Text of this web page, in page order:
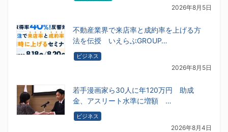
2026年8月5日
不動産業界で来店率と成約率を上げる方
法を伝授 いえらぶGROUP…
ビジネス
2026年8月5日
若手漫画家ら30人に年120万円 助成
金、アスリート水準に増額 …
ビジネス
2026年8月4日